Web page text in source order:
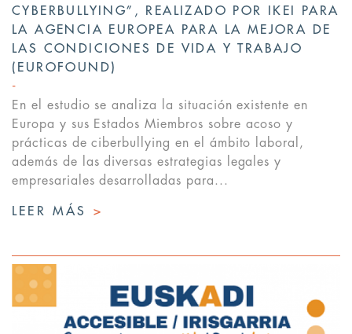
CYBERBULLYING”, REALIZADO POR IKEI PARA
LA AGENCIA EUROPEA PARA LA MEJORA DE
LAS CONDICIONES DE VIDA Y TRABAJO
(EUROFOUND)
En el estudio se analiza la situación existente en
Europa y sus Estados Miembros sobre acoso y
prácticas de ciberbullying en el ámbito laboral,
además de las diversas estrategias legales y
empresariales desarrolladas para...
LEER MÁS >